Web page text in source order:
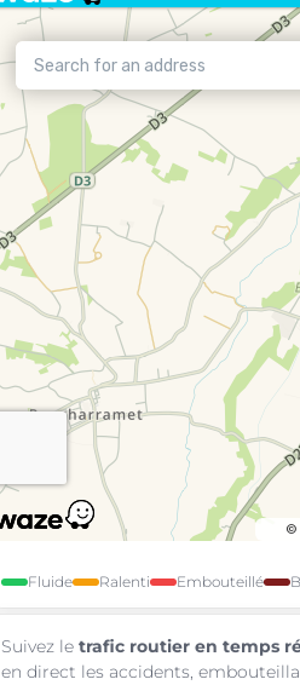
Fluide Ralenti Embouteillé
Suivez le trafic routier en temps
en direct les accidents,